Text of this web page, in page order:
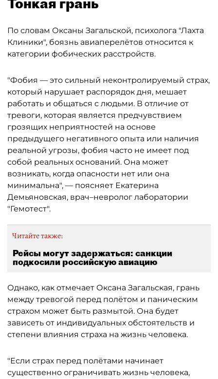
По словам Оксаны Загальской, психолога "Лахта
Клиники", боязнь авиаперелётов относится к
категории фобических расстройств.
"Фобия — это сильный неконтролируемый страх,
который нарушает распорядок дня, мешает
работать и общаться с людьми. В отличие от
тревоги, которая является предчувствием
грозящих неприятностей на основе
предыдущего негативного опыта или наличия
реальной угрозы, фобия часто не имеет под
собой реальных оснований. Она может
возникать, когда опасности нет или она
минимальна", — поясняет Екатерина
Демьяновская, врач–невролог лаборатории
"Гемотест".
Читайте также:
Рейсы могут задержаться: санкции
подкосили российскую авиацию
Однако, как отмечает Оксана Загальская, грань
между тревогой перед полётом и паническим
страхом может быть размытой. Она будет
зависеть от индивидуальных обстоятельств и
степени влияния страха на жизнь человека.
"Если страх перед полётами начинает
существенно ограничивать жизнь человека,